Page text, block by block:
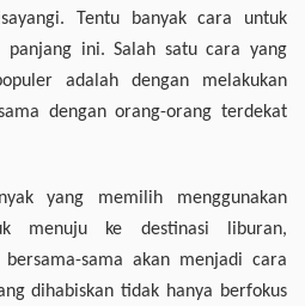
Tentu banyak cara untuk
panjang ini. Salah satu cara yang
adalah dengan melakukan
dengan orang-orang terdekat
yang memilih menggunakan
menuju ke destinasi liburan,
sama akan menjadi cara
dihabiskan tidak hanya berfokus